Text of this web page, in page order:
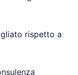
rispetto a